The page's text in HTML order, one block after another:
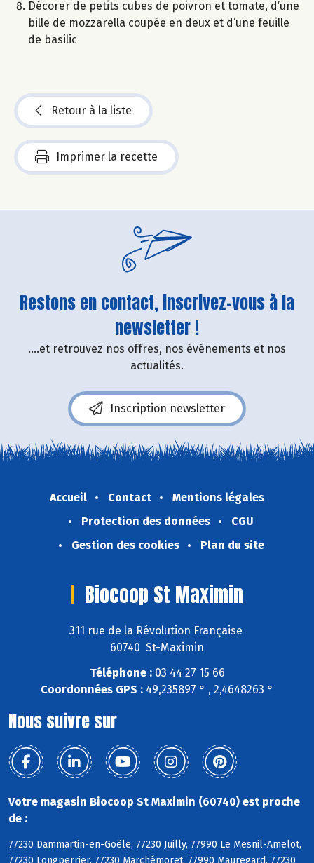
Décorer de petits cubes de poivron et tomate, d’une
bille de mozzarella coupée en deux et d’une feuille
de basilic
Retour à la liste
Imprimer la recette
Restons en contact, inscrivez-vous à la
newsletter !
....et retrouvez nos offres, nos événements et nos
actualités.
Inscription newsletter
Accueil Contact
Mentions légales
Protection des données
CGU
Gestion des cookies
Plan du site
Biocoop St Maximin
311 rue de la Révolution Française
60740 St-Maximin
Téléphone :03 44 27 15 66
Coordonnées GPS : 49,235897 ° , 2,4648263 °
Nous suivre sur
Votre magasin Biocoop St Maximin (60740) est proche
de :
77230 Dammartin-en-Goële, 77230 Juilly, 77990 Le Mesnil-Amelot,